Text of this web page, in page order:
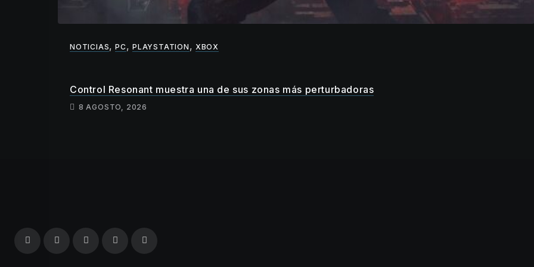
NOTICIAS,PC,PLAYSTATION , XBOX
Control Resonant muestra una de sus zonas más perturbadoras
8 AGOSTO, 2026